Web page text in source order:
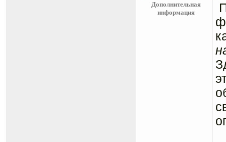
Дополнительная
информация